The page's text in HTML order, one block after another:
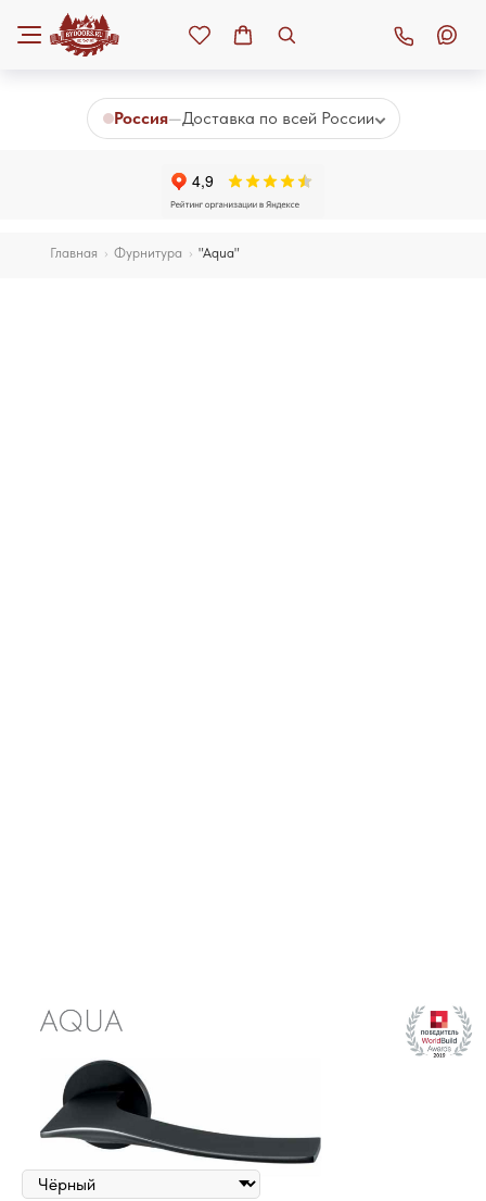
К основному контенту
Россия—Доставка по всей России
Главная › Фурнитура › "Aqua"
"Aqua"
2 800 ₽
Цена за полотно
ВЫБОР ЦВЕТА